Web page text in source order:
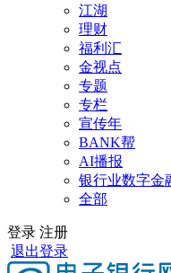
江湖
理财
福利汇
金视点
专题
专栏
宣传年
BANK帮
AI播报
银行业数字金
全部
登录 注册
退出登录